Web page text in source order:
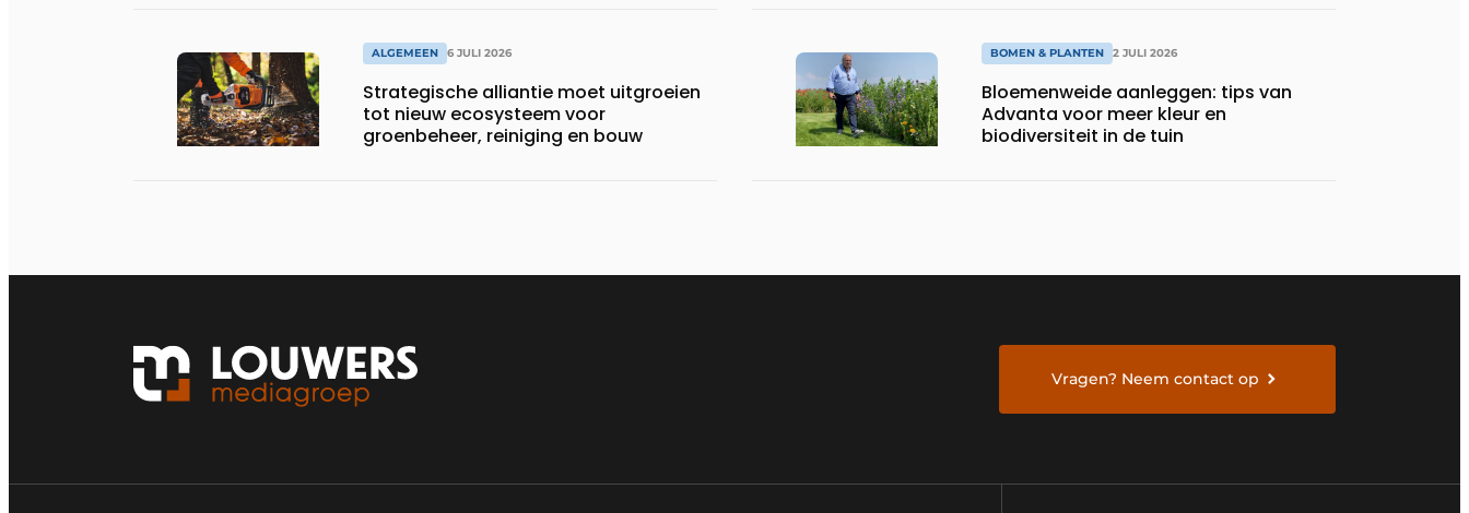
ALGEMEEN 6 JULI 2026
Strategische alliantie moet uitgroeien
tot nieuw ecosysteem voor
groenbeheer, reiniging en bouw
BOMEN & PLANTEN 2 JULI 2026
Bloemenweide aanleggen: tips van
Advanta voor meer kleur en
biodiversiteit in de tuin
Vragen? Neem contact op